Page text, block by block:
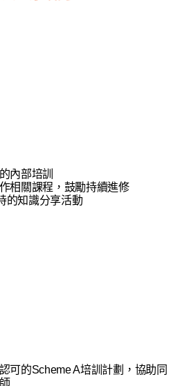
內部培訓
相關課程，鼓勵持續進修
的知識分享活動
可的Scheme A培訓計劃，協助同